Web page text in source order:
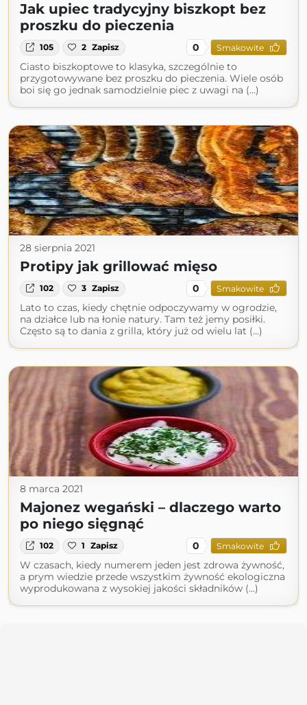
Jak upiec tradycyjny biszkopt bez
proszku do pieczenia
105 2 Zapisz 0 Smakowite
Ciasto biszkoptowe to klasyka, szczególnie to
przygotowywane bez proszku do pieczenia. Wiele osób
boi się go jednak samodzielnie piec z uwagi na (...)
28 sierpnia 2021
Protipy jak grillować mięso
102 3 Zapisz 0 Smakowite
Lato to czas, kiedy chętnie odpoczywamy w ogrodzie,
na działce lub na łonie natury. Tam też jemy posiłki.
Często są to dania z grilla, który już od wielu lat (...)
8 marca 2021
Majonez wegański – dlaczego warto
po niego sięgnąć
102 1 Zapisz 0 Smakowite
W czasach, kiedy numerem jeden jest zdrowa żywność,
a prym wiedzie przede wszystkim żywność ekologiczna
wyprodukowana z wysokiej jakości składników (...)